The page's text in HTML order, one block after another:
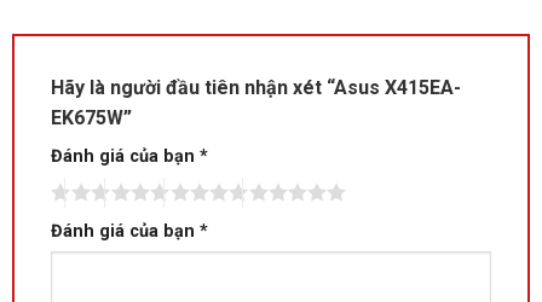
Hãy là người đầu tiên nhận xét “Asus X415EA-
EK675W”
Đánh giá của bạn *
Đánh giá của bạn *